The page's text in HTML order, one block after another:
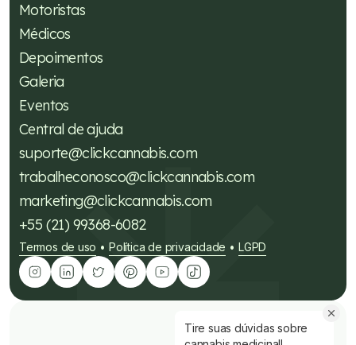
Motoristas
Médicos
Depoimentos
Galeria
Eventos
Central de ajuda
suporte@clickcannabis.com
trabalheconosco@clickcannabis.com
marketing@clickcannabis.com
+55 (21) 99368-6082
Termos de uso • Política de privacidade • LGPD
Tire suas dúvidas sobre